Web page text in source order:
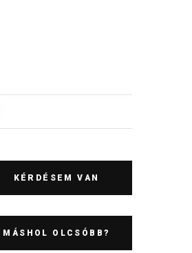
KÉRDÉSEM VAN
MÁSHOL OLCSÓBB?